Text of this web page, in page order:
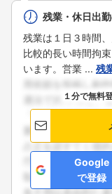
残業・休日出
残業は１日３時間
比較的長い時間拘
います。営業 ... 残
１分で無料
Google
で登録